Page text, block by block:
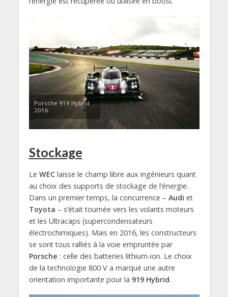
Porsche 919 Hybrid
2016
Stockage
Le WEClaisse le champ libre aux ingénieurs quant
au choix des supports de stockage de l’énergie.
Dans un premier temps, la concurrence – Audi et
Toyota – s’était tournée vers les volants moteurs
et les Ultracaps (supercondensateurs
électrochimiques). Mais en 2016, les constructeurs
se sont tous ralliés à la voie empruntée par
Porsche : celle des batteries lithium-ion. Le choix
de la technologie 800 V a marqué une autre
orientation importante pour la 919 Hybrid.